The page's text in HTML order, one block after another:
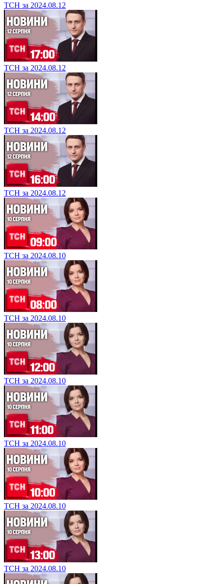
ТСН за 2024.08.12
ТСН за 2024.08.12
ТСН за 2024.08.12
ТСН за 2024.08.12
ТСН за 2024.08.10
ТСН за 2024.08.10
ТСН за 2024.08.10
ТСН за 2024.08.10
ТСН за 2024.08.10
ТСН за 2024.08.10